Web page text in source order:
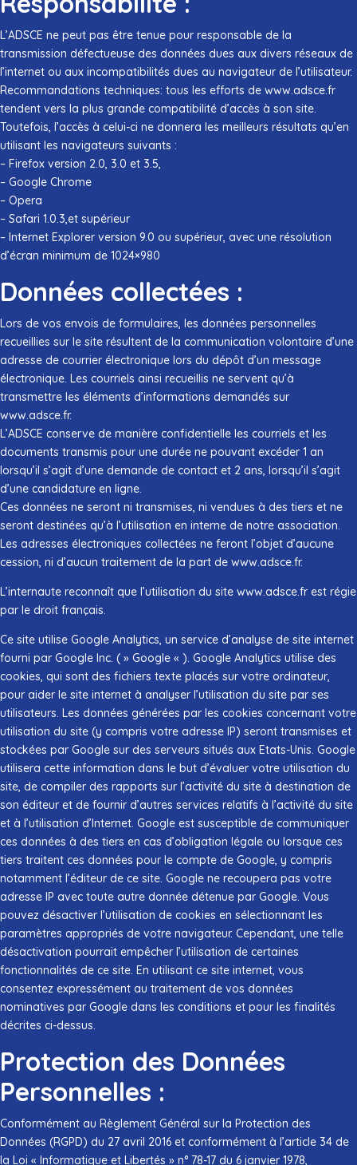
L’ADSCE ne peut pas être tenue pour responsable de la
transmission défectueuse des données dues aux divers réseaux de
l’internet ou aux incompatibilités dues au navigateur de l’utilisateur.
Recommandations techniques: tous les efforts de www.adsce.fr
tendent vers la plus grande compatibilité d’accès à son site.
Toutefois, l’accès à celui-ci ne donnera les meilleurs résultats qu’en
utilisant les navigateurs suivants :
– Firefox version 2.0, 3.0 et 3.5,
– Google Chrome
– Opera
– Safari 1.0.3,et supérieur
– Internet Explorer version 9.0 ou supérieur, avec une résolution
d’écran minimum de 1024×980
Données collectées :
Lors de vos envois de formulaires, les données personnelles
recueillies sur le site résultent de la communication volontaire d’une
adresse de courrier électronique lors du dépôt d’un message
électronique. Les courriels ainsi recueillis ne servent qu’à
transmettre les éléments d’informations demandés sur
www.adsce.fr.
L’ADSCE conserve de manière confidentielle les courriels et les
documents transmis pour une durée ne pouvant excéder 1 an
lorsqu’il s’agit d’une demande de contact et 2 ans, lorsqu’il s’agit
d’une candidature en ligne.
Ces données ne seront ni transmises, ni vendues à des tiers et ne
seront destinées qu’à l’utilisation en interne de notre association.
Les adresses électroniques collectées ne feront l’objet d’aucune
cession, ni d’aucun traitement de la part de www.adsce.fr.
L’internaute reconnaît que l’utilisation du site www.adsce.fr est régie
par le droit français.
Ce site utilise Google Analytics, un service d’analyse de site internet
fourni par Google Inc. ( » Google « ). Google Analytics utilise des
cookies, qui sont des fichiers texte placés sur votre ordinateur,
pour aider le site internet à analyser l’utilisation du site par ses
utilisateurs. Les données générées par les cookies concernant votre
utilisation du site (y compris votre adresse IP) seront transmises et
stockées par Google sur des serveurs situés aux Etats-Unis. Google
utilisera cette information dans le but d’évaluer votre utilisation du
site, de compiler des rapports sur l’activité du site à destination de
son éditeur et de fournir d’autres services relatifs à l’activité du site
et à l’utilisation d’Internet. Google est susceptible de communiquer
ces données à des tiers en cas d’obligation légale ou lorsque ces
tiers traitent ces données pour le compte de Google, y compris
notamment l’éditeur de ce site. Google ne recoupera pas votre
adresse IP avec toute autre donnée détenue par Google. Vous
pouvez désactiver l’utilisation de cookies en sélectionnant les
paramètres appropriés de votre navigateur. Cependant, une telle
désactivation pourrait empêcher l’utilisation de certaines
fonctionnalités de ce site. En utilisant ce site internet, vous
consentez expressément au traitement de vos données
nominatives par Google dans les conditions et pour les finalités
décrites ci-dessus.
Protection des Données
Personnelles :
Conformément au Règlement Général sur la Protection des
Données (RGPD) du 27 avril 2016 et conformément à l’article 34 de
la Loi « Informatique et Libertés » n° 78-17 du 6 janvier 1978,